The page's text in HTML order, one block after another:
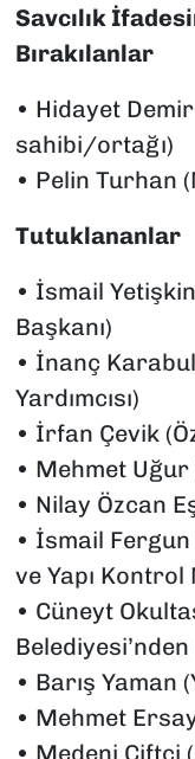
Savcılık
Bırakılanlar
•⁠ ⁠Hidayet
sahibi/ortağı)
•⁠ ⁠Pelin Turhan
Tutuklananlar
•⁠ ⁠İsmail
Başkanı)
•⁠ ⁠İnanç
Yardımcısı)
•⁠ ⁠İrfan Çevik
•⁠ ⁠Mehmet
•⁠ ⁠Nilay Özcan
•⁠ ⁠İsmail
ve Yapı
•⁠ ⁠Cüneyt
•⁠ ⁠Barış Yaman
•⁠ ⁠Mehmet
•⁠ ⁠Medeni Çiftçi